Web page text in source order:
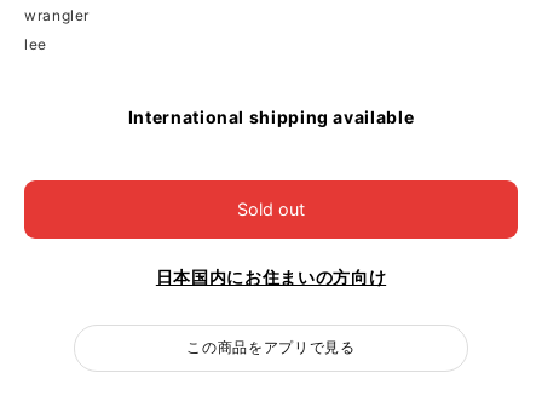
wrangler
lee
International shipping available
Sold out
日本国内にお住まいの方向け
この商品をアプリで見る